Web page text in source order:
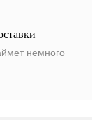
немного